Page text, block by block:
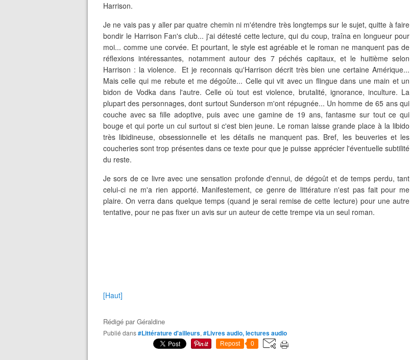
Harrison.
Je ne vais pas y aller par quatre chemin ni m'étendre très longtemps sur le sujet, quitte à faire
bondir le Harrison Fan's club... j'ai détesté cette lecture, qui du coup, traîna en longueur pour
moi... comme une corvée. Et pourtant, le style est agréable et le roman ne manquent pas de
réflexions intéressantes, notamment autour des 7 péchés capitaux, et le huitième selon
Harrison : la violence. Et je reconnais qu'Harrison décrit très bien une certaine Amérique...
Mais celle qui me rebute et me dégoûte... Celle qui vit avec un flingue dans une main et un
bidon de Vodka dans l'autre. Celle où tout est violence, brutalité, ignorance, inculture. La
plupart des personnages, dont surtout Sunderson m'ont répugnée... Un homme de 65 ans qui
couche avec sa fille adoptive, puis avec une gamine de 19 ans, fantasme sur tout ce qui
bouge et qui porte un cul surtout si c'est bien jeune. Le roman laisse grande place à la libido
très libidineuse, obsessionnelle et les détails ne manquent pas. Bref, les beuveries et les
coucheries sont trop présentes dans ce texte pour que je puisse apprécier l'éventuelle subtilité
du reste.
Je sors de ce livre avec une sensation profonde d'ennui, de dégoût et de temps perdu, tant
celui-ci ne m'a rien apporté. Manifestement, ce genre de littérature n'est pas fait pour me
plaire. On verra dans quelque temps (quand je serai remise de cette lecture) pour une autre
tentative, pour ne pas fixer un avis sur un auteur de cette trempe via un seul roman.
[Haut]
Rédigé parGéraldine
Publié dans#Littérature d'ailleurs, #Livres audio, lectures audio
Repost 0